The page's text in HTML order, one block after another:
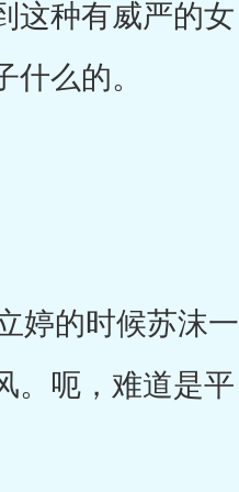
这种有威严的女
么的。
婷的时候苏沫一
。呃，难道是平